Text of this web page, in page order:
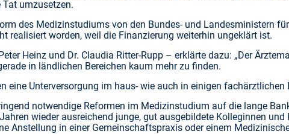
umzusetzen.
des Medizinstudiums von den Bundes- und Landesministern
realisiert worden, weil die Finanzierung weiterhin ungeklärt ist.
Heinz und Dr. Claudia Ritter-Rupp – erklärte dazu: „Der
in ländlichen Bereichen kaum mehr zu finden.
eine Unterversorgung im haus- wie auch in einigen fachärztlichen
notwendige Reformen im Medizinstudium auf die lange
wieder ausreichend junge, gut ausgebildete Kolleginnen
Anstellung in einer Gemeinschaftspraxis oder einem